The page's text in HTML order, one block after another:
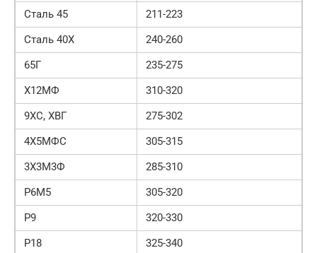
Сталь 45
211-223
Сталь 40Х
240-260
65Г
235-275
Х12МФ
310-320
9ХС, ХВГ
275-302
4Х5МФС
305-315
3Х3М3Ф
285-310
Р6М5
305-320
Р9
320-330
Р18
325-340